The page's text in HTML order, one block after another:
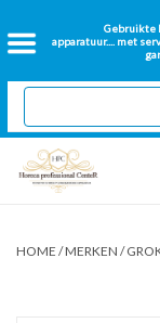
Gebruikte
apparatuur.... met
Home
2dehands Horeca
Nieuwe apparatuur
HOME /MERKEN /